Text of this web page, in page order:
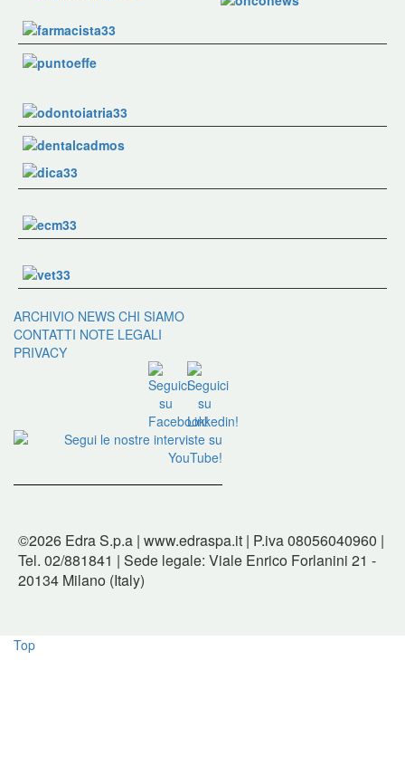
ARCHIVIO NEWS CHI SIAMO
CONTATTI NOTE LEGALI
PRIVACY
©2026 Edra S.p.a | www.edraspa.it | P.iva 08056040960 |
Tel. 02/881841 | Sede legale: Viale Enrico Forlanini 21 -
20134 Milano (Italy)
Top